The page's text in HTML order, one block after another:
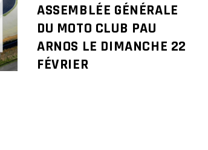
ASSEMBLÉE GÉNÉRALE
DU MOTO CLUB PAU
ARNOS LE DIMANCHE 22
FÉVRIER